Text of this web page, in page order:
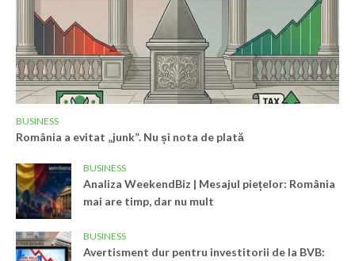
BUSINESS
România a evitat „junk”. Nu și nota de plată
BUSINESS
Analiza WeekendBiz | Mesajul piețelor: România
mai are timp, dar nu mult
BUSINESS
Avertisment dur pentru investitorii de la BVB: